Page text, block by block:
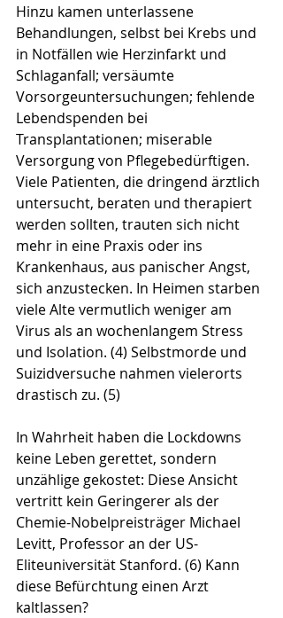
Hinzu kamen unterlassene
Behandlungen, selbst bei Krebs und
in Notfällen wie Herzinfarkt und
Schlaganfall; versäumte
Vorsorgeuntersuchungen; fehlende
Lebendspenden bei
Transplantationen; miserable
Versorgung von Pflegebedürftigen.
Viele Patienten, die dringend ärztlich
untersucht, beraten und therapiert
werden sollten, trauten sich nicht
mehr in eine Praxis oder ins
Krankenhaus, aus panischer Angst,
sich anzustecken. In Heimen starben
viele Alte vermutlich weniger am
Virus als an wochenlangem Stress
und Isolation. (4) Selbstmorde und
Suizidversuche nahmen vielerorts
drastisch zu. (5)
In Wahrheit haben die Lockdowns
keine Leben gerettet, sondern
unzählige gekostet: Diese Ansicht
vertritt kein Geringerer als der
Chemie-Nobelpreisträger Michael
Levitt, Professor an der US-
Eliteuniversität Stanford. (6) Kann
diese Befürchtung einen Arzt
kaltlassen?